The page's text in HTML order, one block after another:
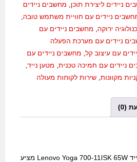
ניידים ליצירת תוכן
מחשבים ניידים
ניידים עם חוויית משתמש טובה
ירוקה
מחשבים ניידים עם
ניידים עם מערכת הפעלה
עם עיצוב קל מחשבים ניידים עם
ניידים עם תמיכה טכנית מטען נייד
מקוונות ,שירות לקוחות מעולה
(0)
מטען מקורי למחשב נייד Lenovo Yoga 700-11ISK 65W מציע